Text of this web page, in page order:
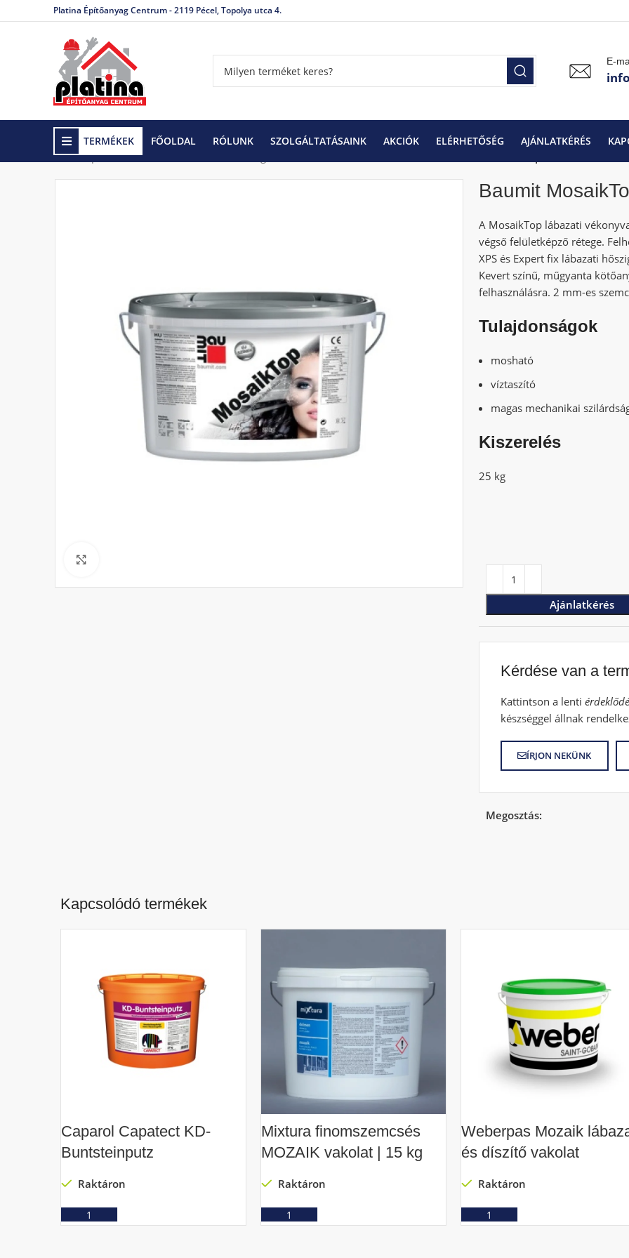
Platina Építőanyag Centrum - 2119 Pécel, Topolya utca 4.
E-
TERMÉKEK FŐOLDAL RÓLUNK SZOLGÁLTATÁSAINK AKCIÓK ELÉRHETŐSÉG AJÁNLATKÉRÉS
Kezdőlap Színező vakolatok, festékek és glettek
Baumit
A MosaikTop lábazati
végső felületképző rétege.
XPS és Expert fix lábazati
Kevert színű, műgyanta
felhasználásra. 2 mm-es
Tulajdonságok
mosható
víztaszító
magas mechanikai
Kiszerelés
25 kg
Ajánlatkérés
Kérdése van a
Kattintson a lenti
készséggel állnak
ÍRJON NEKÜNK
Megosztás:
Kapcsolódó termékek
Caparol Capatect KD-
Buntsteinputz
Raktáron
Mixtura finomszemcsés
MOZAIK vakolat | 15 kg
Raktáron
Weberpas Mozaik
és díszítő vakolat
Raktáron